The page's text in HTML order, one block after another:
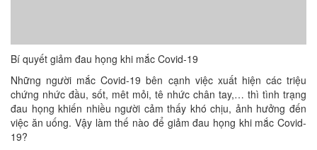
Bí quyết giảm đau họng khi mắc Covid-19
Những người mắc Covid-19 bên cạnh việc xuất hiện các triệu
chứng nhức đầu, sốt, mêt mỏi, tê nhức chân tay,… thì tình trạng
đau họng khiến nhiều người cảm thấy khó chịu, ảnh hưởng đến
việc ăn uống. Vậy làm thế nào để giảm đau họng khi mắc Covid-
19?